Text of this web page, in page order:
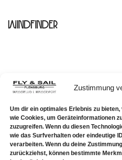
Zustimmung
Um dir ein optimales Erlebnis zu
wie Cookies, um Geräteinformationen
zuzugreifen. Wenn du diesen
wie das Surfverhalten oder eindeutige
verarbeiten. Wenn du deine
zurückziehst, können bestimmte
Windfinder